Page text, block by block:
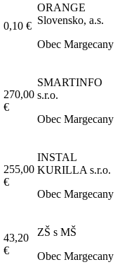
0,10 €
ORANGE
Slovensko, a.s.
Obec Margecany
270,00
€
SMARTINFO
s.r.o.
Obec Margecany
255,00
€
INSTAL
KURILLA s.r.o.
Obec Margecany
43,20
€
ZŠ s MŠ
Obec Margecany